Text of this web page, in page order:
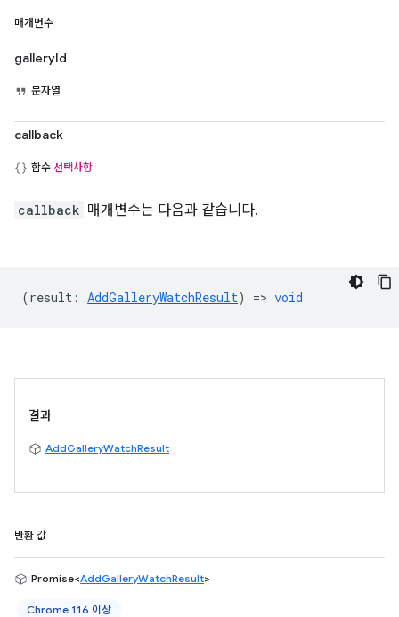
매개변수
galleryId
문자열
callback
함수 선택사항
callback 매개변수는 다음과 같습니다.
(result : AddGalleryWatchResult) => void
결과
AddGalleryWatchResult
반환 값
Promise<AddGalleryWatchResult>
Chrome 116 이상